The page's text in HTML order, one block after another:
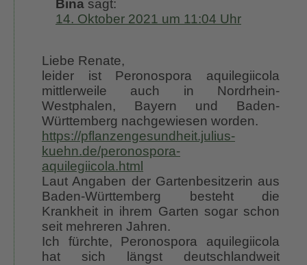
Bina sagt:
14. Oktober 2021 um 11:04 Uhr
Liebe Renate,
leider ist Peronospora aquilegiicola
mittlerweile auch in Nordrhein-
Westphalen, Bayern und Baden-
Württemberg nachgewiesen worden.
https://pflanzengesundheit.julius-
kuehn.de/peronospora-
aquilegiicola.html
Laut Angaben der Gartenbesitzerin aus
Baden-Württemberg besteht die
Krankheit in ihrem Garten sogar schon
seit mehreren Jahren.
Ich fürchte, Peronospora aquilegiicola
hat sich längst deutschlandweit